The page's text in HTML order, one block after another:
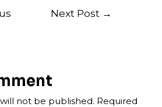
Next Post →
not be published. Required